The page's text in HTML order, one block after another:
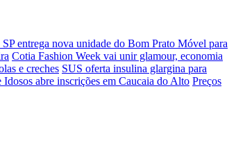
entrega nova unidade do Bom Prato Móvel para
Cotia Fashion Week vai unir glamour, economia
e creches SUS oferta insulina glargina para
abre inscrições em Caucaia do Alto Preços